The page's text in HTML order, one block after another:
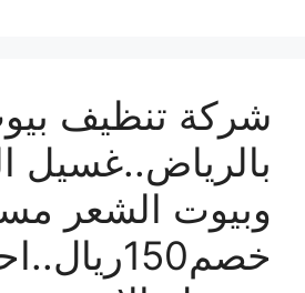
شركة تنظيف
بالرياض..غسيل
وبيوت الشعر